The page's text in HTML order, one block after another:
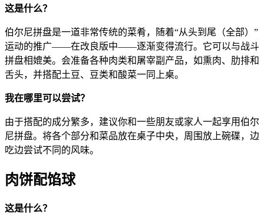
这是什么？
伯尔尼拼盘是一道非常传统的菜肴，随着“从头到尾（全部）”
运动的推广——在改良版中——逐渐变得流行。它可以与战斗
拼盘相媲美。会准备各种肉类和屠宰副产品，如熏肉、肋排和
舌头，并搭配土豆、豆类和酸菜一同上桌。
我在哪里可以尝试？
由于搭配的成分繁多，建议你和一些朋友或家人一起享用伯尔
尼拼盘。将各个部分和菜品放在桌子中央，周围放上碗碟，边
吃边尝试不同的风味。
肉饼配馅球
这是什么？